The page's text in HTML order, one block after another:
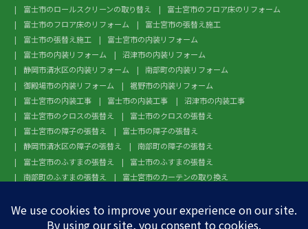
富士市のロールスクリーンの取り替え
富士宮市のフロア床のリフォーム
富士市のフロア床のリフォーム
富士宮市の張替え施工
富士市の張替え施工
富士宮市の内装リフォーム
富士市の内装リフォーム
沼津市の内装リフォーム
静岡市清水区の内装リフォーム
南部町の内装リフォーム
御殿場市の内装リフォーム
裾野市の内装リフォーム
富士宮市の内装工事
富士市の内装工事
沼津市の内装工事
富士宮市のクロスの張替え
富士市のクロスの張替え
富士宮市の障子の張替え
富士市の障子の張替え
静岡市清水区の障子の張替え
南部町の障子の張替え
富士宮市のふすまの張替え
富士市のふすまの張替え
南部町のふすまの張替え
富士宮市のカーテンの取り換え
富士市のガラスフィルム施工
沼津市のガラスフィルム施工
静岡市清水区のガラスフィルム施工
南部町のガラスフィルム施工